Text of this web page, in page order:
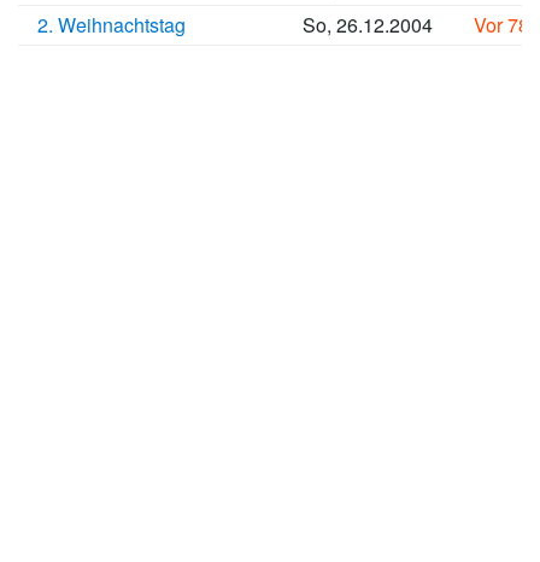
2. Weihnachtstag
So, 26.12.2004 Vor